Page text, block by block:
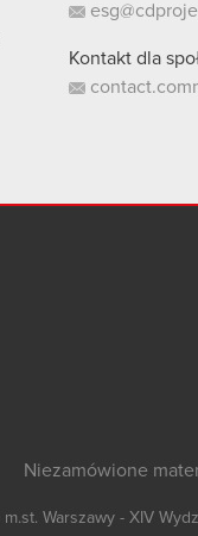
Kontakt dla
Niezamówione
Warszawy - XIV